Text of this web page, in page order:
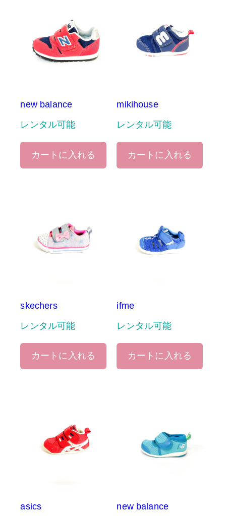
new balance
レンタル可能
カートに入れる
mikihouse
レンタル可能
カートに入れる
skechers
レンタル可能
カートに入れる
ifme
レンタル可能
カートに入れる
asics
new balance